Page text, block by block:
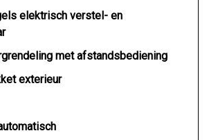
elektrisch verstel- en
met afstandsbediening
exterieur